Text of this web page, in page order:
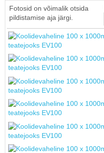
Fotosid on võimalik otsida
pildistamise aja järgi.